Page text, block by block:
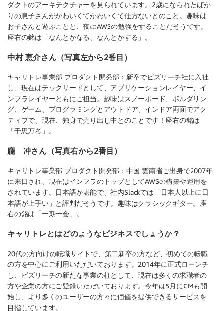
ダクトのアーキテクチャーを見られています。2歳になられたばか
りの息子さんがかわいくてかわいくて仕方ないとのこと。趣味は
お子さんと遊ぶことと、夜にAWSの勉強をすることだそうです。
座右の銘は「なんとかなる、なんとかする」。
中村 恵介さん（写真左から2番目）
キャリトレ事業部 プロダクト開発部：新卒でビズリーチ社に入社
し、現在はテックリードとして、アプリケーションレイヤー、イ
ンフラレイヤーともにご担当。趣味はスノーボード、ボルダリン
グ、ゲーム、プログラミングとアウトドア、インドア両面でアク
ティブで、現在、独身で売り出し中とのことです！座右の銘は
「千思万考」。
龐 冲さん（写真右から2番目）
キャリトレ事業部 プロダクト開発部：中国 雲南省ご出身で2007年
に来日され、現在はインフラのトップとしてAWSの構築や運用を
されています。日本語が堪能で、社内Slackでは「日本人以上に日
本語が上手い」と評判だそうです。趣味はクラシックギター。座
右の銘は「一期一会」。
キャリトレとはどのようなビジネスでしょうか？
20代の方向けの転職サイトで、第二新卒の方など、初めての転職
の方を中心にご利用いただいております。2014年に正式ローンチ
し、ビズリーチの新たな事業の柱として、現在は多くの求職者の
方や企業の方にご登録いただいております。今年は5月にCMも開
始し、より多くのユーザーの方々に価値を提供できるサービスを
目指しています。